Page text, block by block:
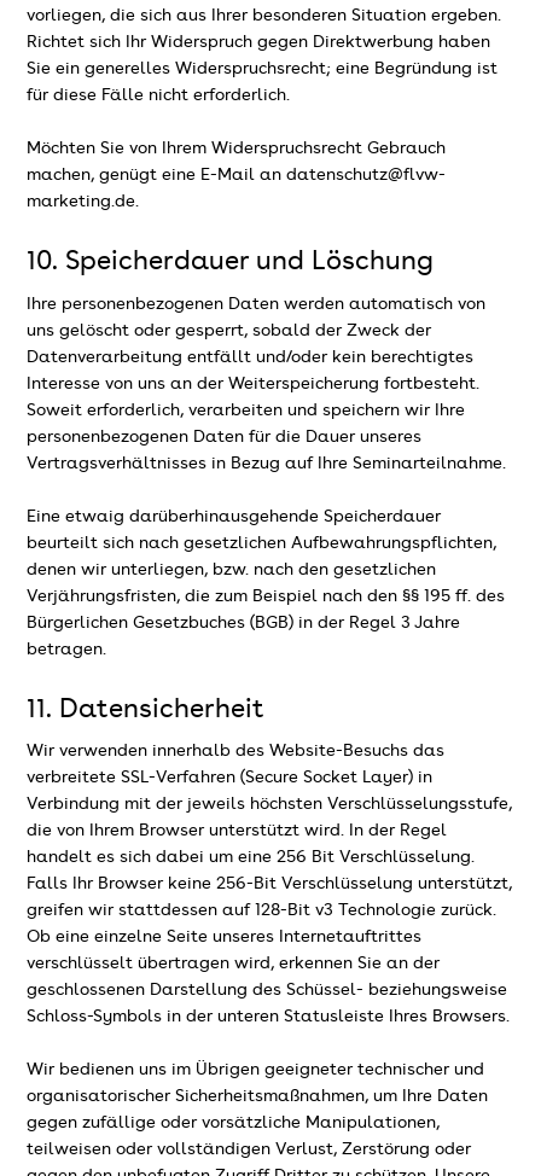
vorliegen, die sich aus Ihrer besonderen Situation ergeben.
Richtet sich Ihr Widerspruch gegen Direktwerbung haben
Sie ein generelles Widerspruchsrecht; eine Begründung ist
für diese Fälle nicht erforderlich.
Möchten Sie von Ihrem Widerspruchsrecht Gebrauch
machen, genügt eine E-Mail an datenschutz@flvw-
marketing.de.
10. Speicherdauer und Löschung
Ihre personenbezogenen Daten werden automatisch von
uns gelöscht oder gesperrt, sobald der Zweck der
Datenverarbeitung entfällt und/oder kein berechtigtes
Interesse von uns an der Weiterspeicherung fortbesteht.
Soweit erforderlich, verarbeiten und speichern wir Ihre
personenbezogenen Daten für die Dauer unseres
Vertragsverhältnisses in Bezug auf Ihre Seminarteilnahme.
Eine etwaig darüberhinausgehende Speicherdauer
beurteilt sich nach gesetzlichen Aufbewahrungspflichten,
denen wir unterliegen, bzw. nach den gesetzlichen
Verjährungsfristen, die zum Beispiel nach den §§ 195 ff. des
Bürgerlichen Gesetzbuches (BGB) in der Regel 3 Jahre
betragen.
11. Datensicherheit
Wir verwenden innerhalb des Website-Besuchs das
verbreitete SSL-Verfahren (Secure Socket Layer) in
Verbindung mit der jeweils höchsten Verschlüsselungsstufe,
die von Ihrem Browser unterstützt wird. In der Regel
handelt es sich dabei um eine 256 Bit Verschlüsselung.
Falls Ihr Browser keine 256-Bit Verschlüsselung unterstützt,
greifen wir stattdessen auf 128-Bit v3 Technologie zurück.
Ob eine einzelne Seite unseres Internetauftrittes
verschlüsselt übertragen wird, erkennen Sie an der
geschlossenen Darstellung des Schüssel- beziehungsweise
Schloss-Symbols in der unteren Statusleiste Ihres Browsers.
Wir bedienen uns im Übrigen geeigneter technischer und
organisatorischer Sicherheitsmaßnahmen, um Ihre Daten
gegen zufällige oder vorsätzliche Manipulationen,
teilweisen oder vollständigen Verlust, Zerstörung oder